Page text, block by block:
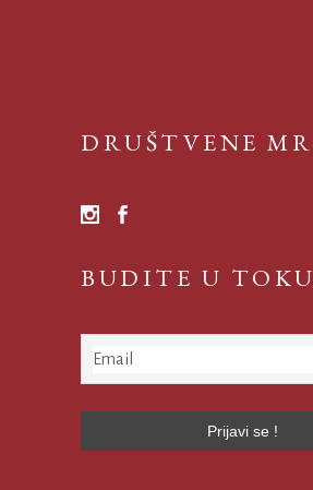
DRUŠTVENE
BUDITE U TOKU